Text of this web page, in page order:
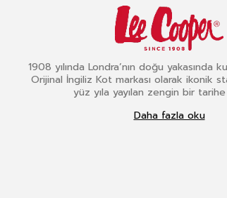
1908 yılında Londra’nın doğu yakasında
Orijinal İngiliz Kot markası olarak ikonik
yüz yıla yayılan zengin bir
Daha fazla oku